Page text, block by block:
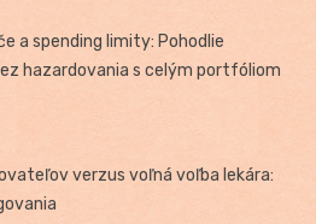
a spending limity: Pohodlie
hazardovania s celým portfóliom
verzus voľná voľba lekára: